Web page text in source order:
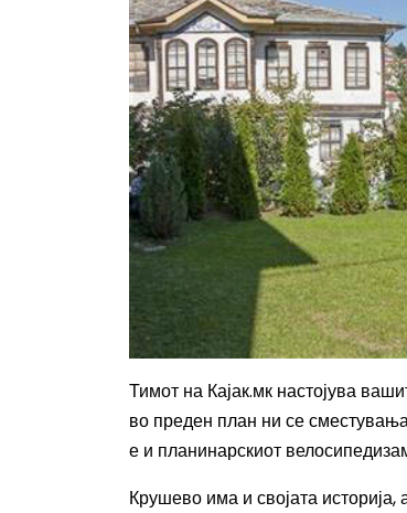
Тимот на Кајак.мк настојува
во преден план ни се
е и планинарскиот
Крушево има и својата историја,